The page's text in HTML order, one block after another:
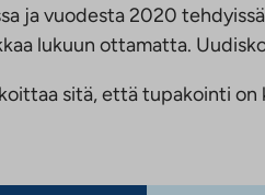
ja vuodesta 2020
lukuun ottamatta.
sitä, että tupakointi